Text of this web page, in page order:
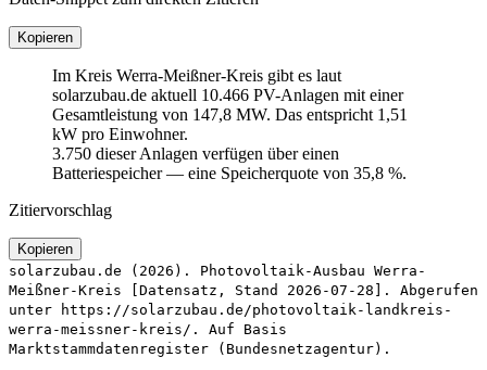
Kopieren
Im Kreis Werra-Meißner-Kreis gibt es laut
solarzubau.de aktuell 10.466 PV-Anlagen mit einer
Gesamtleistung von 147,8 MW. Das entspricht 1,51
kW pro Einwohner.
3.750 dieser Anlagen verfügen über einen
Batteriespeicher — eine Speicherquote von 35,8 %.
Zitiervorschlag
Kopieren
solarzubau.de (2026). Photovoltaik-Ausbau Werra-
Meißner-Kreis [Datensatz, Stand 2026-07-28]. Abgerufen
unter https://solarzubau.de/photovoltaik-landkreis-
werra-meissner-kreis/. Auf Basis
Marktstammdatenregister (Bundesnetzagentur).